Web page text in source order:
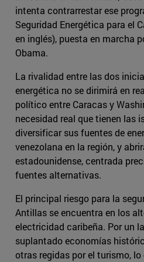
intenta contrarrestar ese
Seguridad Energética para el
en inglés), puesta en marcha
Obama.
La rivalidad entre las dos
energética no se dirimirá en
político entre Caracas y
necesidad real que tienen las
diversificar sus fuentes de
venezolana en la región, y
estadounidense, centrada
fuentes alternativas.
El principal riesgo para la
Antillas se encuentra en los
electricidad caribeña. Por un
suplantado economías
otras regidas por el turismo,